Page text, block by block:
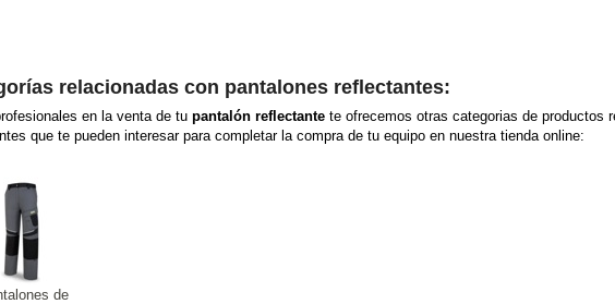
relacionadas con pantalones reflectantes:
en la venta de tu pantalón reflectante te ofrecemos otras categorias de productos
que te pueden interesar para completar la compra de tu equipo en nuestra tienda online:
de